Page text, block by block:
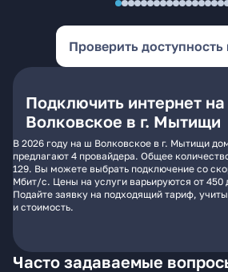
Проверить доступность
Подключить интернет
Волковское в г. Мытищи
В 2026 году на ш Волковское в г. Мытищи
предлагают 4 провайдера. Общее
129. Вы можете выбрать подключение со
Мбит/с. Цены на услуги варьируются от 450
Подайте заявку на подходящий тариф,
и стоимость.
Часто задаваемые